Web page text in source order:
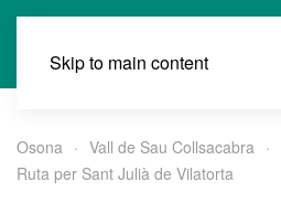
Skip to main content
Osona Vall de Sau Collsacabra
Ruta per Sant Julià de Vilatorta